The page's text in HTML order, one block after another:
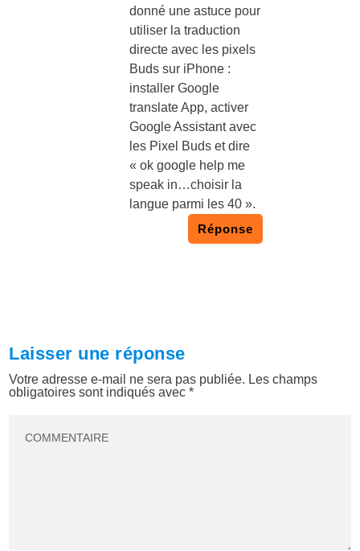
donné une astuce pour
utiliser la traduction
directe avec les pixels
Buds sur iPhone :
installer Google
translate App, activer
Google Assistant avec
les Pixel Buds et dire
« ok google help me
speak in…choisir la
langue parmi les 40 ».
Réponse
Laisser une réponse
Votre adresse e-mail ne sera pas publiée. Les champs
obligatoires sont indiqués avec*